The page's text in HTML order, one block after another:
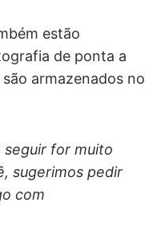
estão
de ponta a
armazenados no
seguir for muito
sugerimos pedir
com